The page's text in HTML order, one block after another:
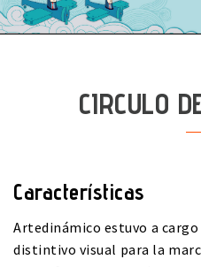
CIRCULO
Características
Artedinámico estuvo a
distintivo visual para la